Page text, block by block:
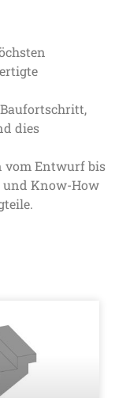
dies
vom Entwurf bis
und Know-How